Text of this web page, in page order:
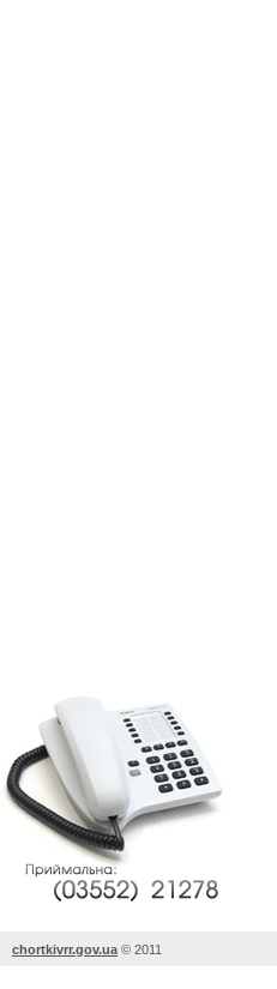
chortkivrr.gov.ua © 2011